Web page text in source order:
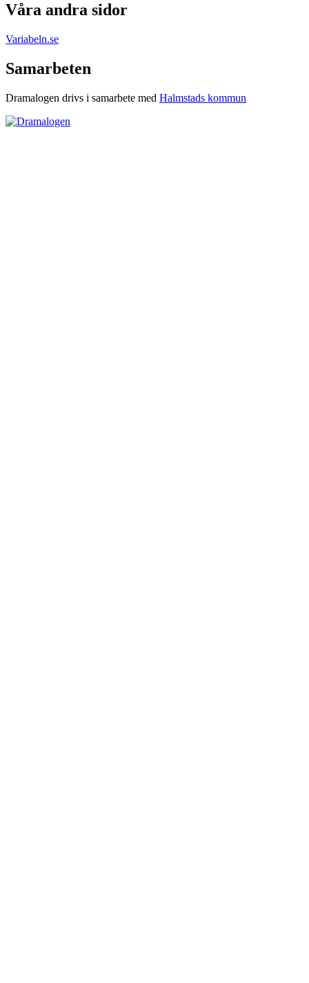
Våra andra sidor
Variabeln.se
Samarbeten
Dramalogen drivs i samarbete med Halmstads kommun